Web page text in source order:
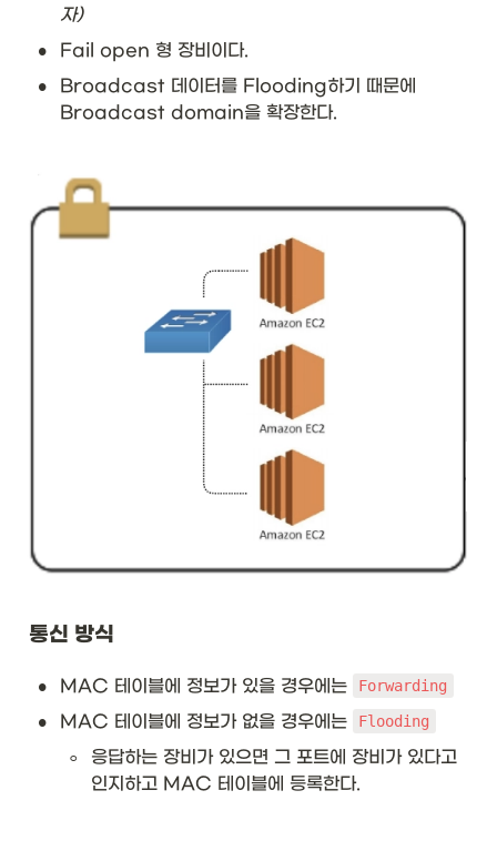
자)
• Fail open 형 장비이다.
•
Broadcast 데이터를 Flooding하기 때문에
Broadcast domain을 확장한다.
통신 방식
• MAC 테이블에 정보가 있을 경우에는 Forwarding
• MAC 테이블에 정보가 없을 경우에는 Flooding
◦
응답하는 장비가 있으면 그 포트에 장비가 있다고
인지하고 MAC 테이블에 등록한다.